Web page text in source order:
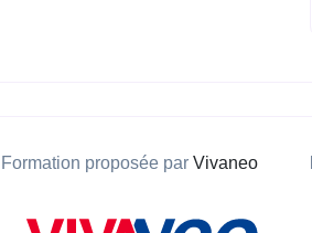
Formation proposée par Vivaneo